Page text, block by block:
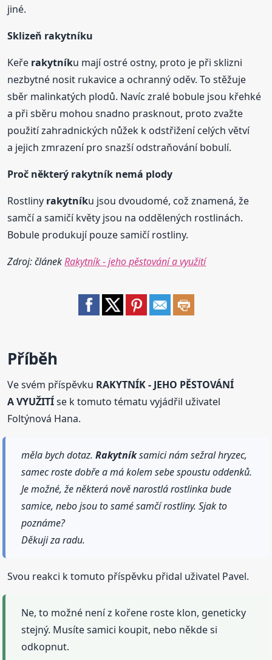
jiné.
Sklizeň rakytníku
Keře rakytníku mají ostré ostny, proto je při sklizni
nezbytné nosit rukavice a ochranný oděv. To stěžuje
sběr malinkatých plodů. Navíc zralé bobule jsou křehké
a při sběru mohou snadno prasknout, proto zvažte
použití zahradnických nůžek k odstřižení celých větví
a jejich zmrazení pro snazší odstraňování bobulí.
Proč některý rakytník nemá plody
Rostliny rakytníku jsou dvoudomé, což znamená, že
samčí a samičí květy jsou na oddělených rostlinách.
Bobule produkují pouze samičí rostliny.
Zdroj: článekRakytník - jeho pěstování a využití
Příběh
Ve svém příspěvku RAKYTNÍK - JEHO PĚSTOVÁNÍ
A VYUŽITÍse k tomuto tématu vyjádřil uživatel
Foltýnová Hana.
měla bych dotaz.Rakytníksamici nám sežral hryzec,
samec roste dobře a má kolem sebe spoustu oddenků.
Je možné, že některá nově narostlá rostlinka bude
samice, nebo jsou to samé samčí rostliny. Sjak to
poznáme?
Děkuji za radu.
Svou reakci k tomuto příspěvku přidal uživatel Pavel.
Ne, to možné není z kořene roste klon, geneticky
stejný. Musíte samici koupit, nebo někde si
odkopnut.